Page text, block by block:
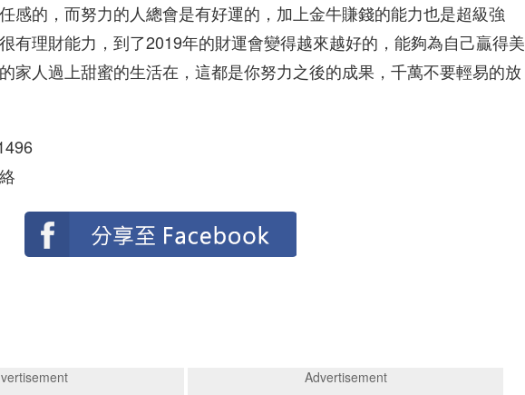
感的，而努力的人總會是有好運的，加上金牛賺錢的能力也是超級強
有理財能力，到了2019年的財運會變得越來越好的，能夠為自己贏得美
家人過上甜蜜的生活在，這都是你努力之後的成果，千萬不要輕易的放
Advertisement